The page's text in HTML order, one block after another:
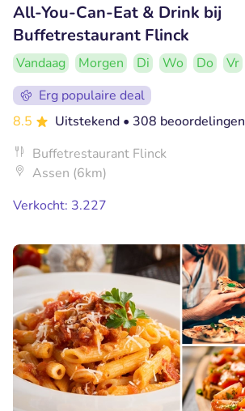
All-You-Can-Eat & Drink bij
Buffetrestaurant Flinck
Vandaag Morgen Di Wo Do Vr
Erg populaire deal
8.5
Uitstekend • 308 beoordelingen
Buffetrestaurant Flinck
Assen (6km)
Verkocht: 3.227